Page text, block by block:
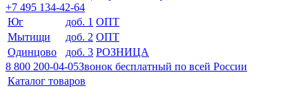
+7 495 134-42-64
Юг
доб. 1 ОПТ
Мытищи
доб. 2 ОПТ
Одинцово
доб. 3 РОЗНИЦА
8 800 200-04-05Звонок бесплатный по всей России
Каталог товаров